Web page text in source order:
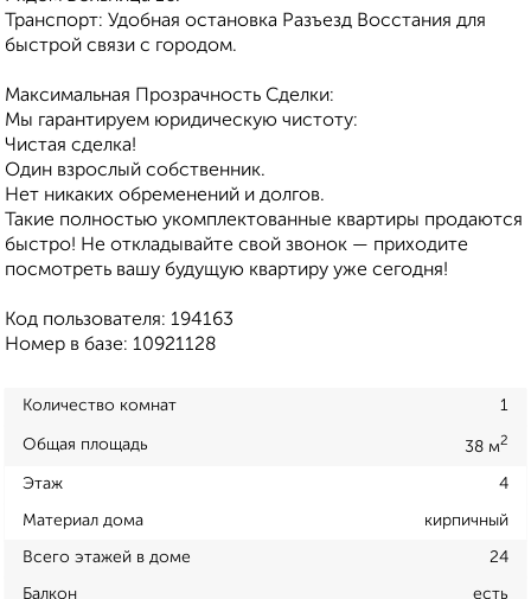
Транспорт: Удобная остановка Разъезд Восстания для
быстрой связи с городом.
Максимальная Прозрачность Сделки:
Мы гарантируем юридическую чистоту:
Чистая сделка!
Один взрослый собственник.
Нет никаких обременений и долгов.
Такие полностью укомплектованные квартиры продаются
быстро! Не откладывайте свой звонок — приходите
посмотреть вашу будущую квартиру уже сегодня!
Код пользователя: 194163
Номер в базе: 10921128
Количество комнат 1
Общая площадь 38 м2
Этаж 4
Материал дома кирпичный
Всего этажей в доме 24
Балкон есть